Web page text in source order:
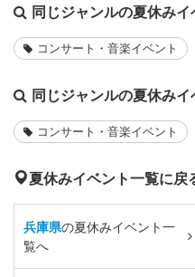
同じジャンルの夏休みイ
コンサート・音楽イベント
同じジャンルの夏休みイ
コンサート・音楽イベント
夏休みイベント一覧に戻
兵庫県の夏休みイベント一
覧へ